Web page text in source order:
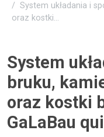
System układania i
oraz kostki...
System
bruku,
oraz kostki
GaLaBau